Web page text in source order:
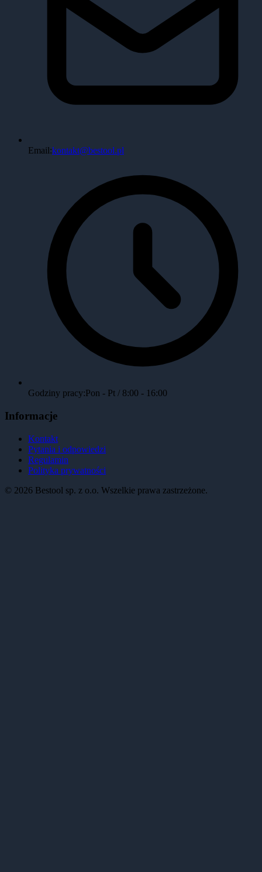
Email:kontakt@bestool.pl
Godziny pracy:Pon - Pt / 8:00 - 16:00
Informacje
Kontakt
Pytania i odpowiedzi
Regulamin
Polityka prywatności
© 2026 Bestool sp. z o.o. Wszelkie prawa zastrzeżone.